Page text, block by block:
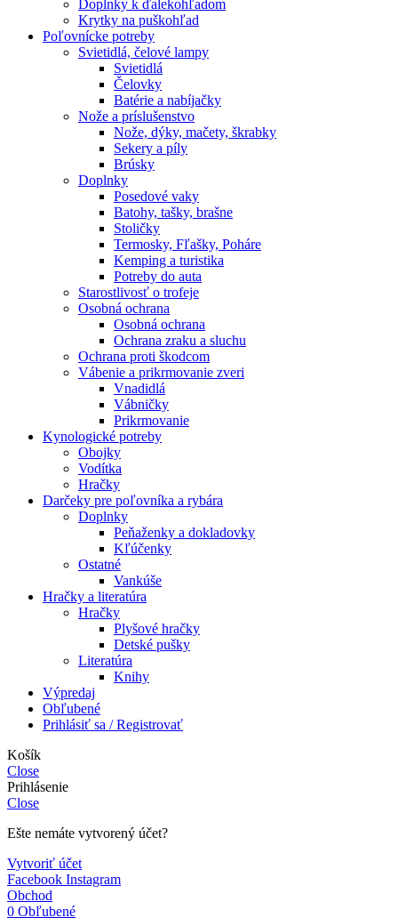
Doplnky k ďalekohľadom
Krytky na puškohľad
Poľovnícke potreby
Svietidlá, čelové lampy
Svietidlá
Čelovky
Batérie a nabíjačky
Nože a príslušenstvo
Nože, dýky, mačety, škrabky
Sekery a píly
Brúsky
Doplnky
Posedové vaky
Batohy, tašky, brašne
Stoličky
Termosky, Fľašky, Poháre
Kemping a turistika
Potreby do auta
Starostlivosť o trofeje
Osobná ochrana
Osobná ochrana
Ochrana zraku a sluchu
Ochrana proti škodcom
Vábenie a prikrmovanie zveri
Vnadidlá
Vábničky
Prikrmovanie
Kynologické potreby
Obojky
Vodítka
Hračky
Darčeky pre poľovníka a rybára
Doplnky
Peňaženky a dokladovky
Kľúčenky
Ostatné
Vankúše
Hračky a literatúra
Hračky
Plyšové hračky
Detské pušky
Literatúra
Knihy
Výpredaj
Obľubené
Prihlásiť sa / Registrovať
Košík
Close
Prihlásenie
Close
Ešte nemáte vytvorený účet?
Vytvoriť účet
Facebook Instagram
Obchod
0 Obľubené